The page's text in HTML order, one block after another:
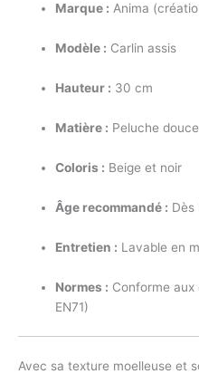
Marque : Anima
Modèle : Carlin assis
Hauteur : 30 cm
Matière : Peluche
Coloris : Beige et noir
Âge recommandé : Dès
Entretien : Lavable en
Normes : Conforme aux
EN71)
Avec sa texture moelleuse et